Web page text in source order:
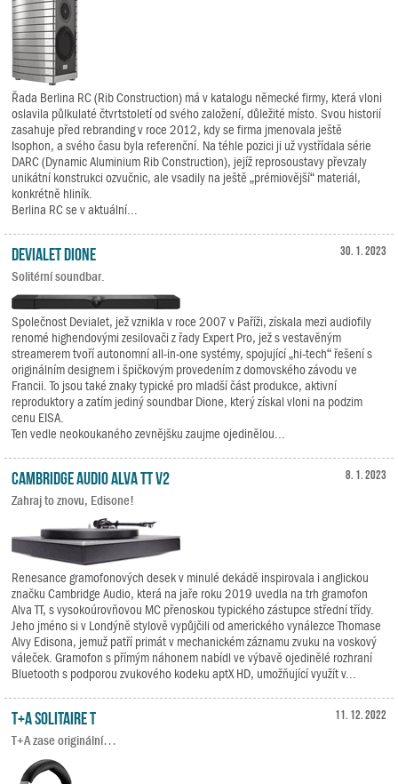
Řada Berlina RC (Rib Construction) má v katalogu německé firmy, která vloni
oslavila půlkulaté čtvrtstoletí od svého založení, důležité místo. Svou historií
zasahuje před rebranding v roce 2012, kdy se firma jmenovala ještě
Isophon, a svého času byla referenční. Na téhle pozici ji už vystřídala série
DARC (Dynamic Aluminium Rib Construction), jejíž reprosoustavy převzaly
unikátní konstrukci ozvučnic, ale vsadily na ještě „prémiovější“ materiál,
konkrétně hliník.
Berlina RC se v aktuální...
30. 1. 2023
Devialet Dione
Solitérní soundbar.
Společnost Devialet, jež vznikla v roce 2007 v Paříži, získala mezi audiofily
renomé highendovými zesilovači z řady Expert Pro, jež s vestavěným
streamerem tvoří autonomní all-in-one systémy, spojující „hi-tech“ řešení s
originálním designem i špičkovým provedením z domovského závodu ve
Francii. To jsou také znaky typické pro mladší část produkce, aktivní
reproduktory a zatím jediný soundbar Dione, který získal vloni na podzim
cenu EISA.
Ten vedle neokoukaného zevnějšku zaujme ojedinělou...
8. 1. 2023
Cambridge Audio Alva TT V2
Zahraj to znovu, Edisone!
Renesance gramofonových desek v minulé dekádě inspirovala i anglickou
značku Cambridge Audio, která na jaře roku 2019 uvedla na trh gramofon
Alva TT, s vysokoúrovňovou MC přenoskou typického zástupce střední třídy.
Jeho jméno si v Londýně stylově vypůjčili od amerického vynálezce Thomase
Alvy Edisona, jemuž patří primát v mechanickém záznamu zvuku na voskový
váleček. Gramofon s přímým náhonem nabídl ve výbavě ojedinělé rozhraní
Bluetooth s podporou zvukového kodeku aptX HD, umožňující využít v...
11. 12. 2022
T+A Solitaire T
T+A zase originální…